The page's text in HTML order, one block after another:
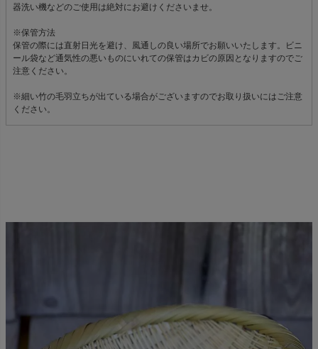
器洗い機などのご使用は絶対にお避けくださいませ。
※保管方法
保管の際には直射日光を避け、風通しの良い場所でお願いいたします。ビニ
ール袋など通気性の悪いものにいれての保管はカビの原因となりますのでご
注意ください。
※細い竹の毛羽立ちが出ている場合がございますのでお取り扱いにはご注意
ください。